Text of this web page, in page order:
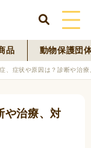
品 動物保護団
、症状や原因は？診断や治
や治療、対